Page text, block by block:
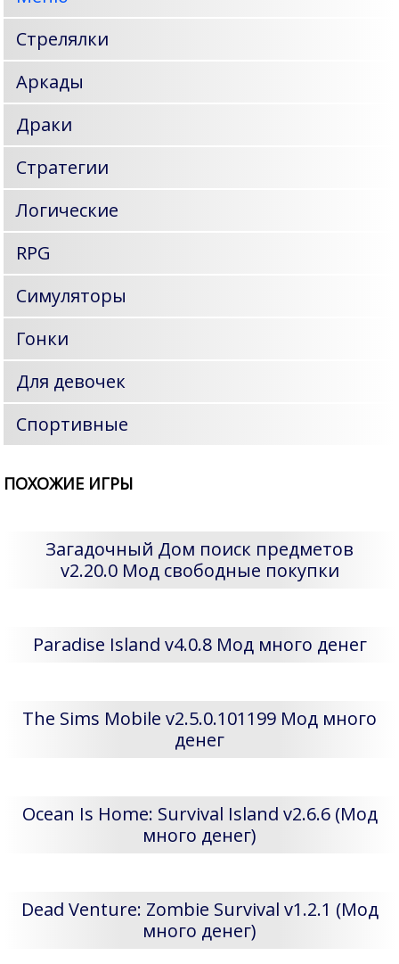
Стрелялки
Аркады
Драки
Стратегии
Логические
RPG
Симуляторы
Гонки
Для девочек
Спортивные
ПОХОЖИЕ ИГРЫ
Загадочный Дом поиск предметов
v2.20.0 Мод свободные покупки
Paradise Island v4.0.8 Мод много денег
The Sims Mobile v2.5.0.101199 Мод много
денег
Ocean Is Home: Survival Island v2.6.6 (Мод
много денег)
Dead Venture: Zombie Survival v1.2.1 (Мод
много денег)